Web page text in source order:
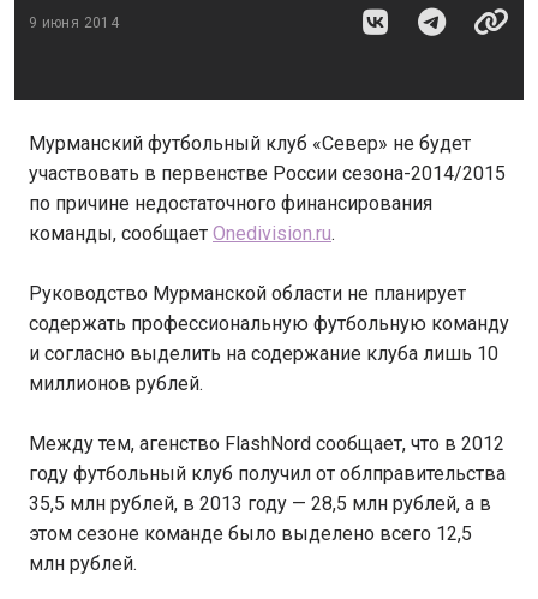
9 июня 2014
Мурманский футбольный клуб «Север» не будет
участвовать в первенстве России сезона-2014/2015
по причине недостаточного финансирования
команды, сообщает Onedivision.ru.
Руководство Мурманской области не планирует
содержать профессиональную футбольную команду
и согласно выделить на содержание клуба лишь 10
миллионов рублей.
Между тем, агенство FlashNord сообщает, что в 2012
году футбольный клуб получил от облправительства
35,5 млн рублей, в 2013 году — 28,5 млн рублей, а в
этом сезоне команде было выделено всего 12,5
млн рублей.